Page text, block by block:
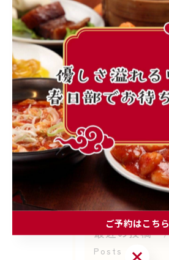
カテゴリー
全てのカテゴリー
町中華
個人店
子連れ
レバニラ
最近の投稿
Postsご予約はこちら
ご予約はこちら